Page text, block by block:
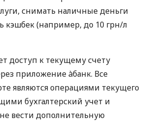
снимать наличные деньги
кэшбек (например, до 10 грн/л
доступ к текущему счету
приложение àбанк. Все
являются операциями текущего
бухгалтерский учет и
вести дополнительную